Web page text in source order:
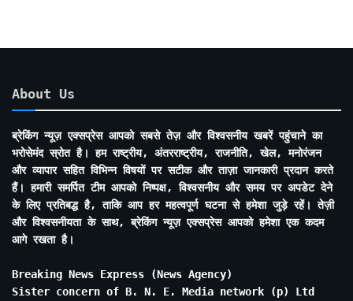
About Us
ब्रेकिंग न्यूज़ एक्सप्रेस आपको सबसे तेज़ और विश्वसनीय खबरें पहुंचाने का
भरोसेमंद स्रोत है। हम राष्ट्रीय, अंतरराष्ट्रीय, राजनीति, खेल, मनोरंजन
और व्यापार सहित विभिन्न विषयों पर सटीक और ताज़ा जानकारी प्रदान करते
हैं। हमारी समर्पित टीम आपको निष्पक्ष, विश्वसनीय और समय पर अपडेट देने
के लिए प्रतिबद्ध है, ताकि आप हर महत्वपूर्ण घटना से हमेशा जुड़े रहें। तेज़ी
और विश्वसनीयता के साथ, ब्रेकिंग न्यूज़ एक्सप्रेस आपको हमेशा एक कदम
आगे रखता है।
Breaking News Express (News Agency)
Sister concern of B. N. E. Media network (p) Ltd